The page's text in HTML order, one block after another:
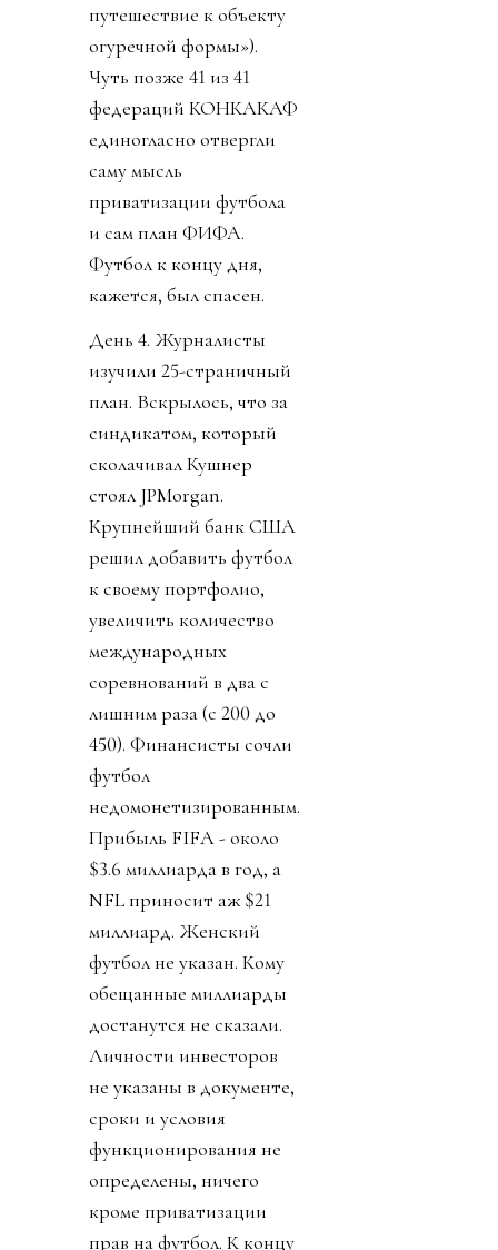
путешествие к объекту
огуречной формы»).
Чуть позже 41 из 41
федераций КОНКАКАФ
единогласно отвергли
саму мысль
приватизации футбола
и сам план ФИФА.
Футбол к концу дня,
кажется, был спасен.
День 4. Журналисты
изучили 25-страничный
план. Вскрылось, что за
синдикатом, который
сколачивал Кушнер
стоял JPMorgan.
Крупнейший банк США
решил добавить футбол
к своему портфолио,
увеличить количество
международных
соревнований в два с
лишним раза (с 200 до
450). Финансисты сочли
футбол
недомонетизированным.
Прибыль FIFA - около
$3.6 миллиарда в год, а
NFL приносит аж $21
миллиард. Женский
футбол не указан. Кому
обещанные миллиарды
достанутся не сказали.
Личности инвесторов
не указаны в документе,
сроки и условия
функционирования не
определены, ничего
кроме приватизации
прав на футбол. К концу